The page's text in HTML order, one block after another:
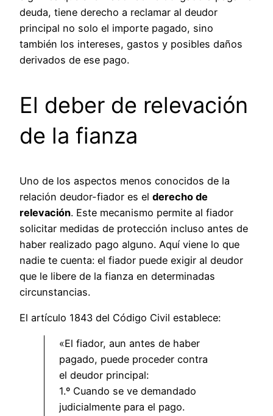
deuda, tiene derecho a reclamar al deudor
principal no solo el importe pagado, sino
también los intereses, gastos y posibles daños
derivados de ese pago.
El deber de relevación
de la fianza
Uno de los aspectos menos conocidos de la
relación deudor-fiador es el derecho de
relevación. Este mecanismo permite al fiador
solicitar medidas de protección incluso antes de
haber realizado pago alguno. Aquí viene lo que
nadie te cuenta: el fiador puede exigir al deudor
que le libere de la fianza en determinadas
circunstancias.
El artículo 1843 del Código Civil establece:
«El fiador, aun antes de haber
pagado, puede proceder contra
el deudor principal:
1.º Cuando se ve demandado
judicialmente para el pago.